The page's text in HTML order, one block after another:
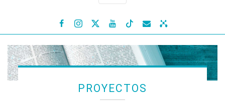
   
PROYECTOS